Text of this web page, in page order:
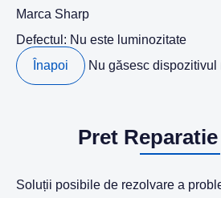
Marca Sharp
Defectul: Nu este luminozitate
Înapoi
Nu găsesc dispozitivul
Pret
Soluții posibile de rezolvare a